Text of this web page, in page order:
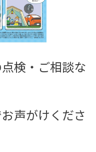
検・ ご相談な
声がけくださ